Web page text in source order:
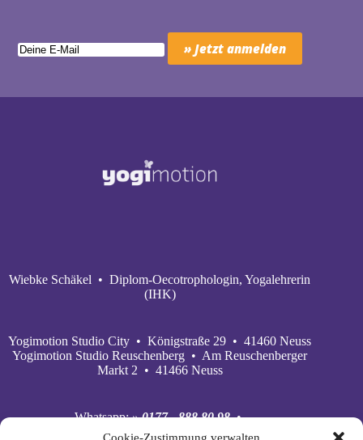
Cookie-Zustimmung verwalten
Wiebke Schäkel • Diplom-Oecotrophologin, Yogalehrerin
(IHK)
Yogimotion Studio City • Königstraße 29 • 41460 Neuss
Yogimotion Studio Reuschenberg • Am Reuschenberger
Markt 2 • 41466 Neuss
Whatsapp:» 0177 - 888 80 98•
Mobil:
» 0177 - 888 80 98